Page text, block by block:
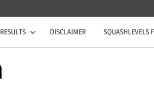
RESULTS DISCLAIMER SQUASHLEVELS